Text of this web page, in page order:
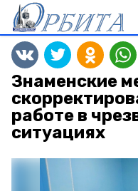
Знаменские
работе в
ситуациях